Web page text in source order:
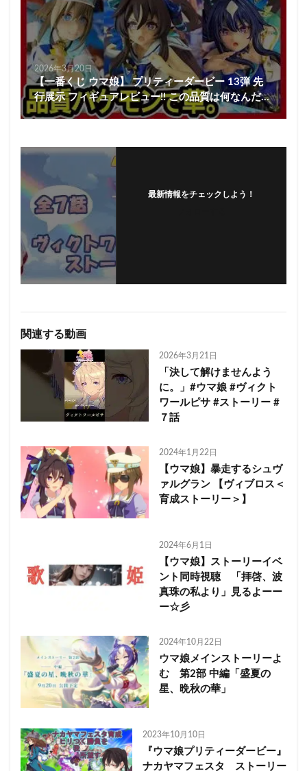
2026年3月20日
【一番くじ ウマ娘】 プリティーダービー 13弾 先
行展示 フィギュアレビュー!! この品質は何なんだ…
最新情報をチェックしよう！
関連する動画
2026年3月21日
「決して解けませんよう
に。」#ウマ娘 #ヴィクト
ワールピサ #ストーリー #
７話
2024年1月22日
【ウマ娘】暴走するシュヴ
ァルグラン 【ヴィブロス＜
育成ストーリー＞】
2024年6月1日
【ウマ娘】ストーリーイベ
ント同時視聴 「拝啓、波
真珠の私より」見るよーー
ー☆彡
2024年10月22日
ウマ娘メインストーリーよ
む 第2部 中編「盛夏の
星、晩秋の華」
2023年10月10日
『ウマ娘プリティーダービー』
ナカヤマフェスタ ストーリー